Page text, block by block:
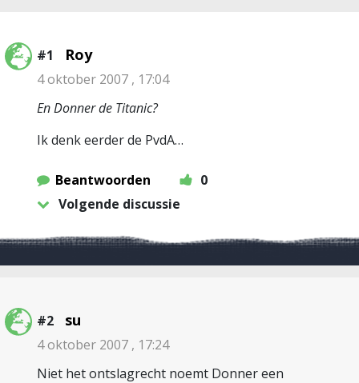
#1 Roy
4 oktober 2007 , 17:04
En Donner de Titanic?
Ik denk eerder de PvdA…
Beantwoorden
0
Volgende discussie
#2 su
4 oktober 2007 , 17:24
Niet het ontslagrecht noemt Donner een